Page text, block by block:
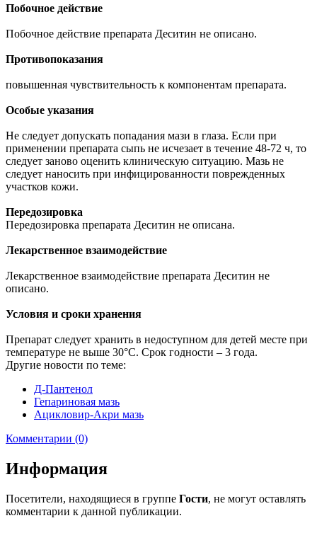
Побочное действие
Побочное действие препарата Деситин не описано.
Противопоказания
повышенная чувствительность к компонентам препарата.
Особые указания
Не следует допускать попадания мази в глаза. Если при
применении препарата сыпь не исчезает в течение 48-72 ч, то
следует заново оценить клиническую ситуацию. Мазь не
следует наносить при инфицированности поврежденных
участков кожи.
Передозировка
Передозировка препарата Деситин не описана.
Лекарственное взаимодействие
Лекарственное взаимодействие препарата Деситин не
описано.
Условия и сроки хранения
Препарат следует хранить в недоступном для детей месте при
температуре не выше 30°С. Срок годности – 3 года.
Другие новости по теме:
Д-Пантенол
Гепариновая мазь
Ацикловир-Акри мазь
Комментарии (0)
Информация
Посетители, находящиеся в группе Гости, не могут оставлять
комментарии к данной публикации.